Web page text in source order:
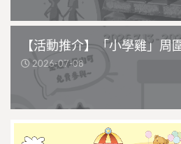
【活動推介】「小學雞」周
2026-07-08